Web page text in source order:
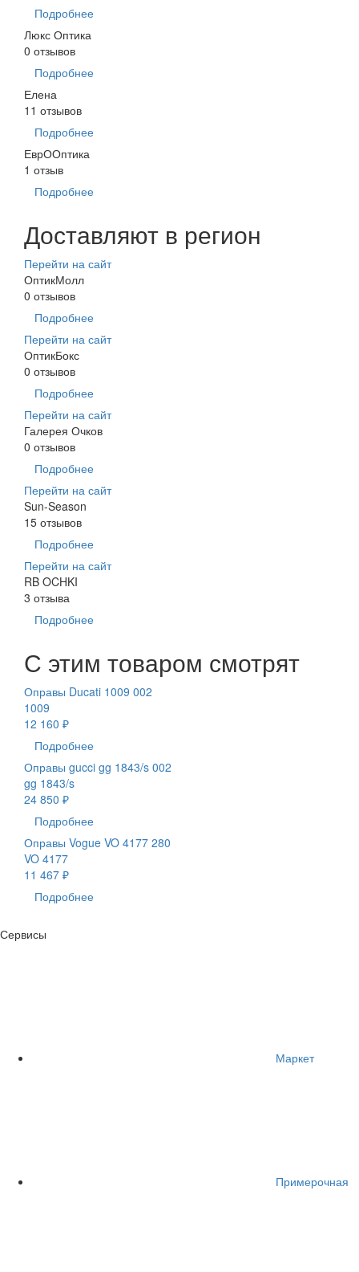
Подробнее
Люкс Оптика
0 отзывов
Подробнее
Елена
11 отзывов
Подробнее
ЕврООптика
1 отзыв
Подробнее
Доставляют в регион
Перейти на сайт
ОптикМолл
0 отзывов
Подробнее
Перейти на сайт
ОптикБокс
0 отзывов
Подробнее
Перейти на сайт
Галерея Очков
0 отзывов
Подробнее
Перейти на сайт
Sun-Season
15 отзывов
Подробнее
Перейти на сайт
RB OCHKI
3 отзыва
Подробнее
С этим товаром смотрят
Оправы Ducati 1009 002
1009
12 160 ₽
Подробнее
Оправы gucci gg 1843/s 002
gg 1843/s
24 850 ₽
Подробнее
Оправы Vogue VO 4177 280
VO 4177
11 467 ₽
Подробнее
Сервисы
Маркет
Примерочная